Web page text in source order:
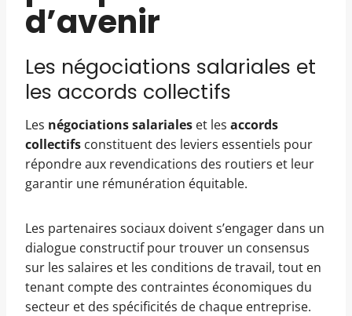
d’avenir
Les négociations salariales et
les accords collectifs
Les négociations salariales et les accords
collectifs constituent des leviers essentiels pour
répondre aux revendications des routiers et leur
garantir une rémunération équitable.
Les partenaires sociaux doivent s’engager dans un
dialogue constructif pour trouver un consensus
sur les salaires et les conditions de travail, tout en
tenant compte des contraintes économiques du
secteur et des spécificités de chaque entreprise.